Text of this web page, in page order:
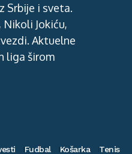
Srbije i sveta.
Jokiću,
Aktuelne
liga širom
Fudbal Košarka Tenis